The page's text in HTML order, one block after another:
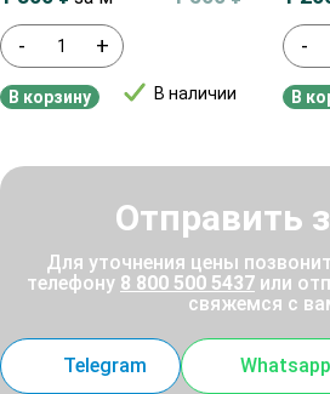
- +
В наличии
В корзину
-
В
Отправить
Для уточнения цены
телефону 8 800 500 5437 или
свяжемся с
Telegram Whatsapp